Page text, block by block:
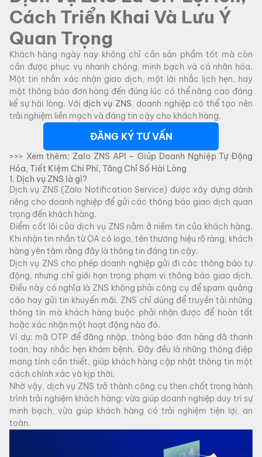
Cách Triển Khai Và Lưu Ý
Quan Trọng
Khách hàng ngày nay không chỉ cần sản phẩm tốt mà còn
cần được phục vụ nhanh chóng, minh bạch và cá nhân hóa.
Một tin nhắn xác nhận giao dịch, một lời nhắc lịch hẹn, hay
một thông báo đơn hàng đến đúng lúc có thể nâng cao đáng
kể sự hài lòng. Với dịch vụ ZNS, doanh nghiệp có thể tạo nên
trải nghiệm liền mạch và đáng tin cậy cho khách hàng.
ĐĂNG KÝ TƯ VẤN
>>> Xem thêm: Zalo ZNS API – Giúp Doanh Nghiệp Tự Động
Hóa, Tiết Kiệm Chi Phí, Tăng Chỉ Số Hài Lòng
1. Dịch vụ ZNS là gì?
Dịch vụ ZNS (Zalo Notification Service) được xây dựng dành
riêng cho doanh nghiệp để gửi các thông báo giao dịch quan
trọng đến khách hàng.
Điểm cốt lõi của dịch vụ ZNS nằm ở niềm tin của khách hàng.
Khi nhận tin nhắn từ OA có logo, tên thương hiệu rõ ràng, khách
hàng yên tâm rằng đây là thông tin đáng tin cậy.
Dịch vụ ZNS cho phép doanh nghiệp gửi đi các thông báo tự
động, nhưng chỉ giới hạn trong phạm vi thông báo giao dịch.
Điều này có nghĩa là ZNS không phải công cụ để spam quảng
cáo hay gửi tin khuyến mãi. ZNS chỉ dùng để truyền tải những
thông tin mà khách hàng buộc phải nhận được để hoàn tất
hoặc xác nhận một hoạt động nào đó.
Ví dụ: mã OTP để đăng nhập, thông báo đơn hàng đã thanh
toán, hay nhắc hẹn khám bệnh. Đây đều là những thông điệp
mang tính cần thiết, giúp khách hàng cập nhật thông tin một
cách chính xác và kịp thời.
Nhờ vậy, dịch vụ ZNS trở thành công cụ then chốt trong hành
trình trải nghiệm khách hàng: vừa giúp doanh nghiệp duy trì sự
minh bạch, vừa giúp khách hàng có trải nghiệm tiện lợi, an
toàn.